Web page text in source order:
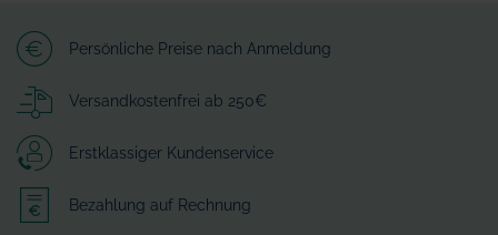
Persönliche Preise nach Anmeldung
Versandkostenfrei ab 250€
Erstklassiger Kundenservice
Bezahlung auf Rechnung